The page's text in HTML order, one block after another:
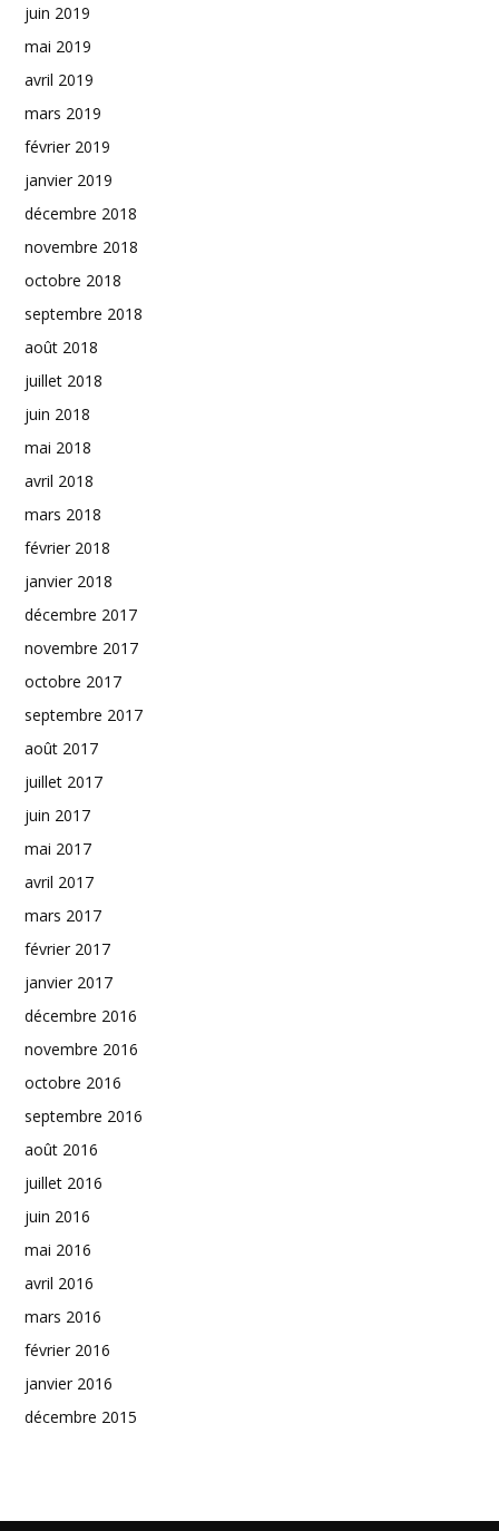
juin 2019
mai 2019
avril 2019
mars 2019
février 2019
janvier 2019
décembre 2018
novembre 2018
octobre 2018
septembre 2018
août 2018
juillet 2018
juin 2018
mai 2018
avril 2018
mars 2018
février 2018
janvier 2018
décembre 2017
novembre 2017
octobre 2017
septembre 2017
août 2017
juillet 2017
juin 2017
mai 2017
avril 2017
mars 2017
février 2017
janvier 2017
décembre 2016
novembre 2016
octobre 2016
septembre 2016
août 2016
juillet 2016
juin 2016
mai 2016
avril 2016
mars 2016
février 2016
janvier 2016
décembre 2015